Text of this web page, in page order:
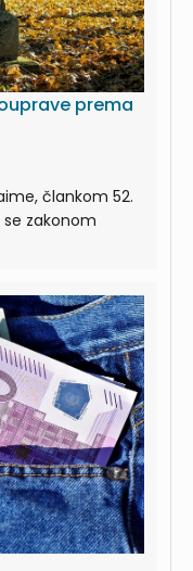
prema
člankom 52.
se zakonom